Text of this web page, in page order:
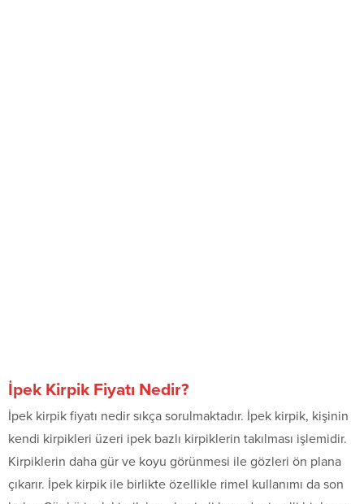
İpek Kirpik Fiyatı Nedir?
İpek kirpik fiyatı nedir sıkça sorulmaktadır. İpek kirpik, kişinin
kendi kirpikleri üzeri ipek bazlı kirpiklerin takılması işlemidir.
Kirpiklerin daha gür ve koyu görünmesi ile gözleri ön plana
çıkarır. İpek kirpik ile birlikte özellikle rimel kullanımı da son